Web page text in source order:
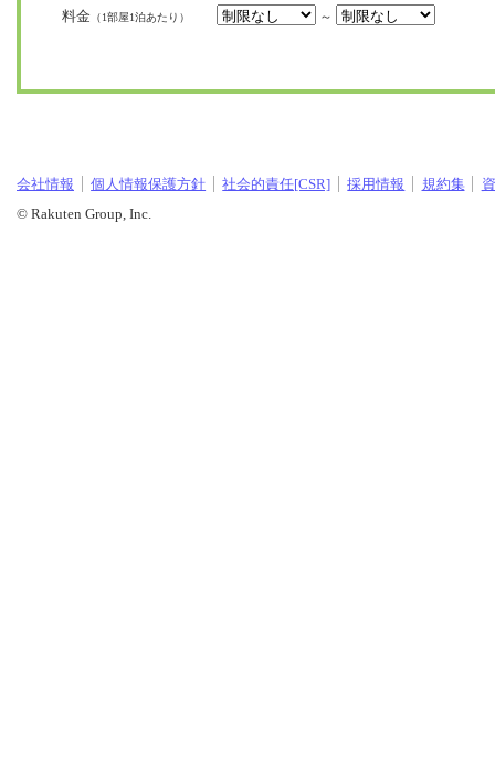
料金 （1部屋1泊あたり） ～
会社情報 個人情報保護方針 社会的責任[CSR] 採用情報 規約集
© Rakuten Group, Inc.